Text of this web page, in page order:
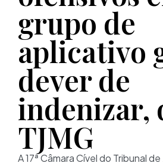
grupo de
aplicativo
dever de
indenizar,
TJMG
A 17ª Câmara Cível do Tribunal